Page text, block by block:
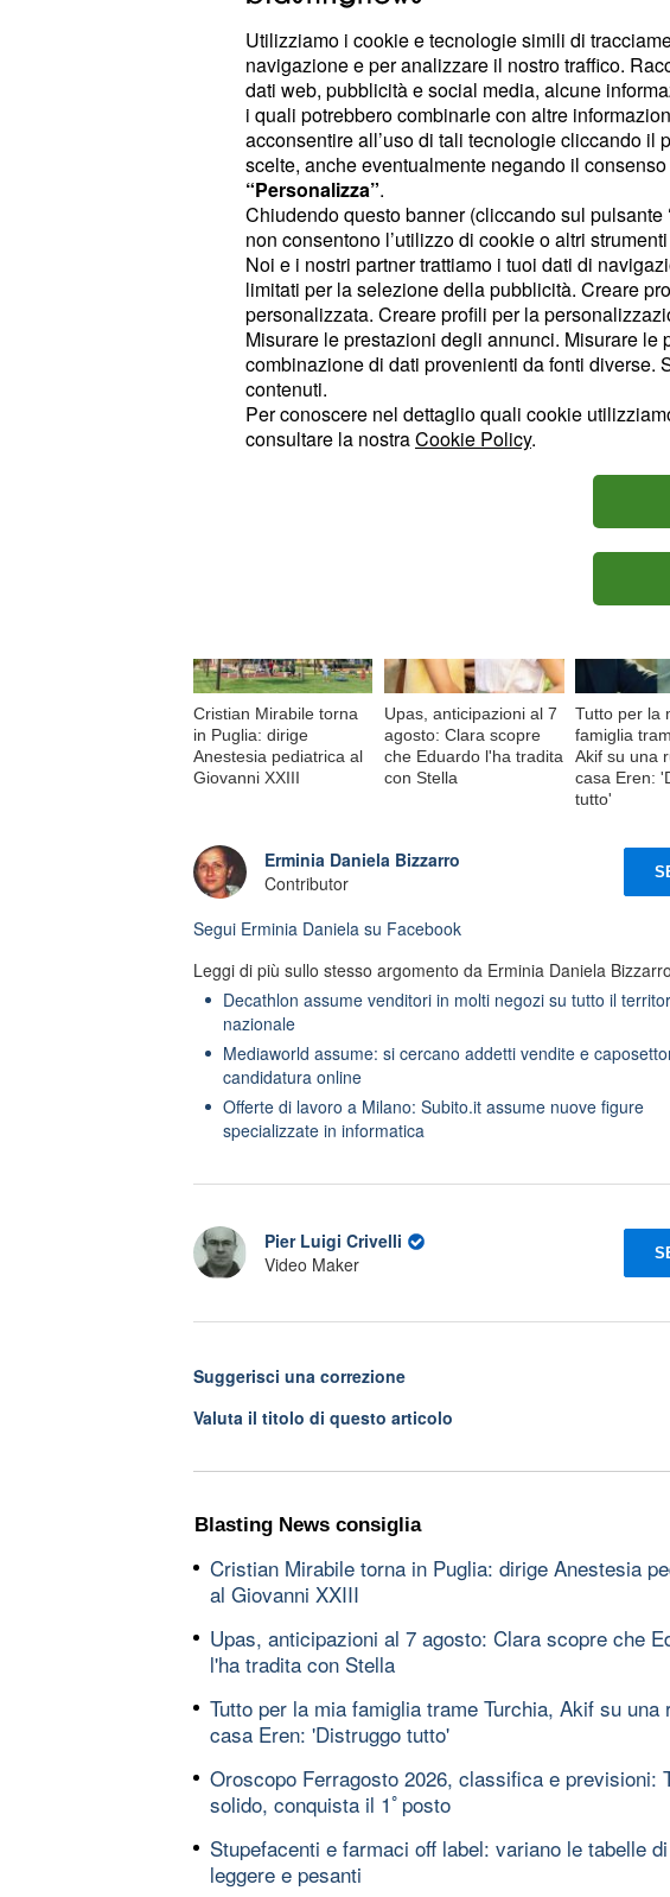
addominali obliqui
Addominali isometrici: questo esercizio
allenare gli addominali senza uno sforzo
Sdraiati a terra con le gambe leggermente
alzate il busto e poi tutto il corpo facendo leva
sulla punta dei piedi: mantenere sempre la testa
posizione assunta dovrà essere mantenute per
10 secondi, che andranno poi incrementati di 5
settimana.
© RIPRODUZIONE VIETATA
Cristian Mirabile torna
in Puglia: dirige
Anestesia pediatrica al
Giovanni XXIII
Upas, anticipazioni al 7
agosto: Clara scopre
che Eduardo l'ha tradita
con Stella
Tutto per la
famiglia
Akif su una
casa Eren:
tutto'
Erminia Daniela Bizzarro
Contributor
Segui Erminia Daniela su Facebook
Leggi di più sullo stesso argomento da Erminia Daniela
Decathlon assume venditori in molti negozi su tutto il
nazionale
Mediaworld assume: si cercano addetti vendite e
candidatura online
Offerte di lavoro a Milano: Subito.it assume nuove figure
specializzate in informatica
Pier Luigi Crivelli
Video Maker
Suggerisci una correzione
Valuta il titolo di questo articolo
Blasting News consiglia
Cristian Mirabile torna in Puglia: dirige Anestesia
al Giovanni XXIII
Upas, anticipazioni al 7 agosto: Clara scopre che
l'ha tradita con Stella
Tutto per la mia famiglia trame Turchia, Akif su una
casa Eren: 'Distruggo tutto'
Oroscopo Ferragosto 2026, classifica e previsioni:
solido, conquista il 1ﾟposto
Stupefacenti e farmaci off label: variano le tabelle
leggere e pesanti
Utilizziamo i cookie e tecnologie simili di
navigazione e per analizzare il nostro traffico.
dati web, pubblicità e social media, alcune
i quali potrebbero combinarle con altre
acconsentire all’uso di tali tecnologie cliccando il
scelte, anche eventualmente negando il
“Personalizza”.
Chiudendo questo banner (cliccando sul pulsante
non consentono l’utilizzo di cookie o altri
Noi e i nostri partner trattiamo i tuoi dati di
limitati per la selezione della pubblicità. Creare
personalizzata. Creare profili per la
Misurare le prestazioni degli annunci. Misurare
combinazione di dati provenienti da fonti
contenuti.
Per conoscere nel dettaglio quali cookie
consultare la nostraCookie Policy.